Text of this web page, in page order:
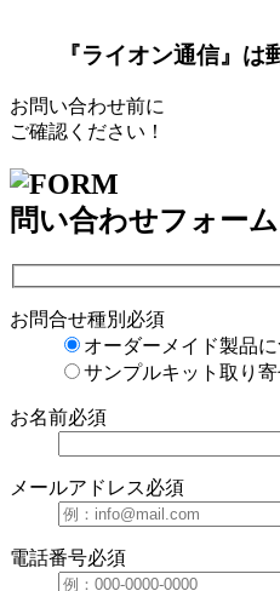
『ライオン通信』は
お問い合わせ前に
ご確認ください！
問い合わせフォーム
お問合せ種別 必須
オーダーメイド製品
サンプルキット取り
お名前必須
メールアドレス必須
電話番号必須